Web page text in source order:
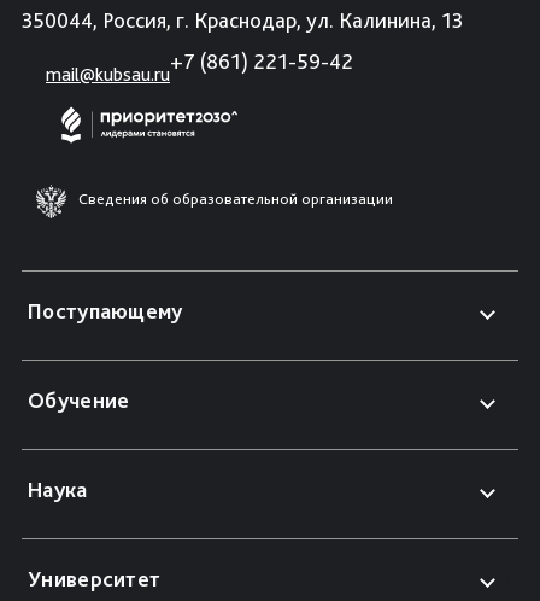
350044, Россия, г. Краснодар, ул. Калинина, 13
mail@kubsau.ru
+7 (861) 221-59-42
Сведения об образовательной организации
Поступающему
Обучение
Наука
Университет